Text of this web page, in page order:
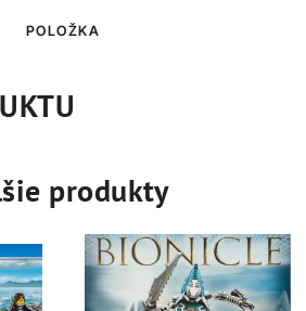
POLOŽKA
produkty